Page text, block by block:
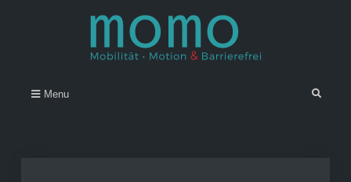
Menu Search